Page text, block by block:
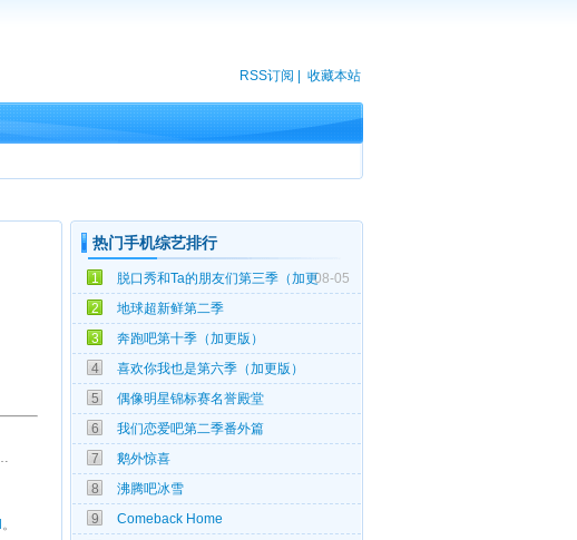
RSS订阅 收藏本站
。
热门手机综艺排行
1 脱口秀和Ta的朋友们第三季（加更08-05
2
地球超新鲜第二季
08-02
3 奔跑吧第十季（加更版）
4 喜欢你我也是第六季（加更版）
5 偶像明星锦标赛名誉殿堂
6 我们恋爱吧第二季番外篇
7 鹅外惊喜
8 沸腾吧冰雪
9 Comeback Home